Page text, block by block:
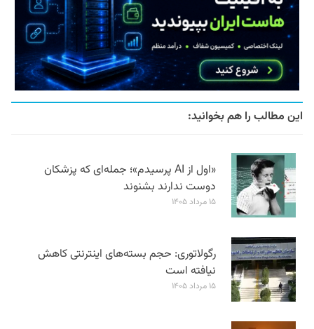
این مطالب را هم بخوانید:
«اول از AI پرسیدم»؛ جمله‌ای که پزشکان
دوست ندارند بشنوند
۱۵ مرداد ۱۴۰۵
رگولاتوری: حجم بسته‌های اینترنتی کاهش
نیافته است
۱۵ مرداد ۱۴۰۵